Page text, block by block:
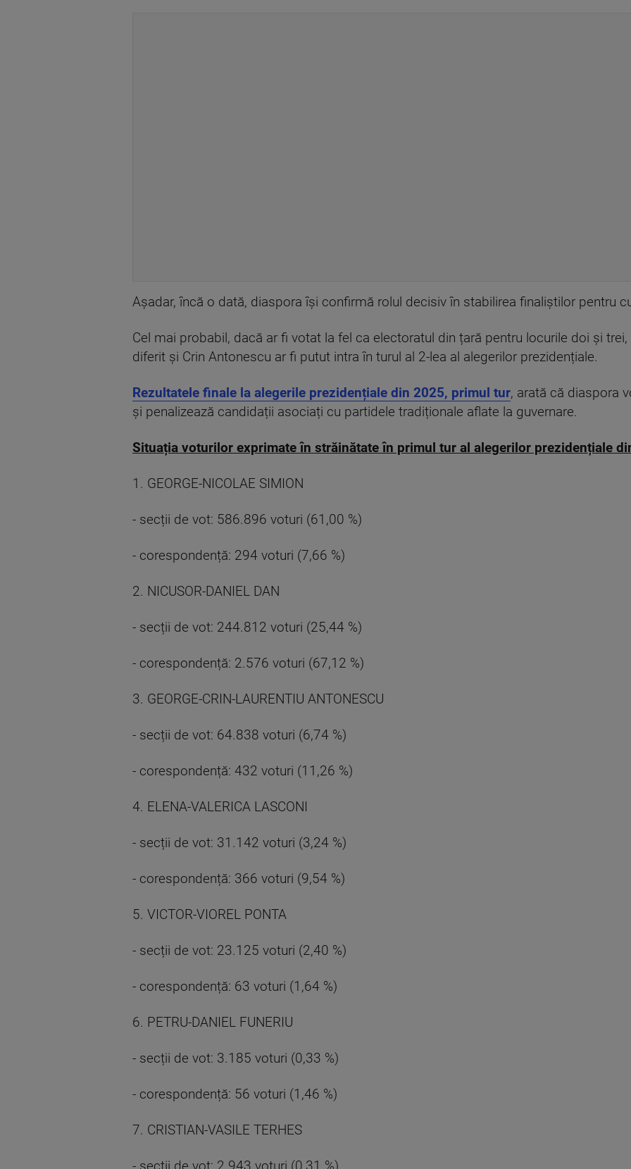
Așadar, încă o dată, diaspora își confirmă rolul decisiv în stabilirea finaliștilor pentru
Cel mai probabil, dacă ar fi votat la fel ca electoratul din țară pentru locurile doi și
diferit și Crin Antonescu ar fi putut intra în turul al 2-lea al alegerilor prezidențiale.
Rezultatele finale la alegerile prezidențiale din 2025, primul tur, arată că diaspora
și penalizează candidații asociați cu partidele tradiționale aflate la guvernare.
Situația voturilor exprimate în străinătate în primul tur al alegerilor prezidențiale
1. GEORGE-NICOLAE SIMION
- secții de vot: 586.896 voturi (61,00 %)
- corespondență: 294 voturi (7,66 %)
2. NICUSOR-DANIEL DAN
- secții de vot: 244.812 voturi (25,44 %)
- corespondență: 2.576 voturi (67,12 %)
3. GEORGE-CRIN-LAURENTIU ANTONESCU
- secții de vot: 64.838 voturi (6,74 %)
- corespondență: 432 voturi (11,26 %)
4. ELENA-VALERICA LASCONI
- secții de vot: 31.142 voturi (3,24 %)
- corespondență: 366 voturi (9,54 %)
5. VICTOR-VIOREL PONTA
- secții de vot: 23.125 voturi (2,40 %)
- corespondență: 63 voturi (1,64 %)
6. PETRU-DANIEL FUNERIU
- secții de vot: 3.185 voturi (0,33 %)
- corespondență: 56 voturi (1,46 %)
7. CRISTIAN-VASILE TERHES